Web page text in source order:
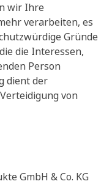
wir Ihre
verarbeiten, es
Gründe
die Interessen,
Person
dient der
von
GmbH & Co. KG